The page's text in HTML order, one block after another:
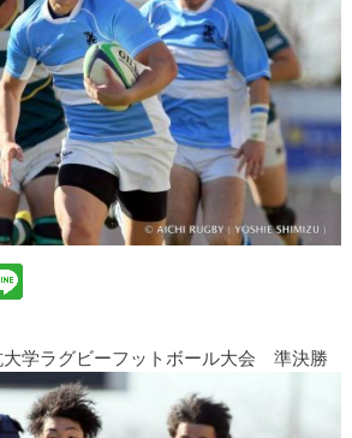
学ラグビーフットボール大会 準決勝